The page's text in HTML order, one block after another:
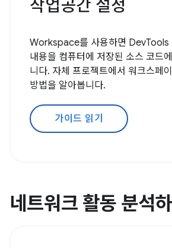
작업공간 설정
Workspace를 사용하면 DevTools
내용을 컴퓨터에 저장된 소스 코드
니다. 자체 프로젝트에서 워크스페
방법을 알아봅니다.
가이드 읽기
네트워크 활동 분석하